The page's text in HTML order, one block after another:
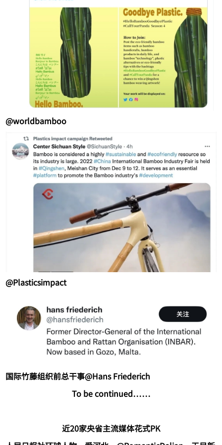
@worldbamboo
@Plasticsimpact
国际竹藤组织前总干事@Hans Friederich
To be continued……
近20家央省主流媒体花式PK